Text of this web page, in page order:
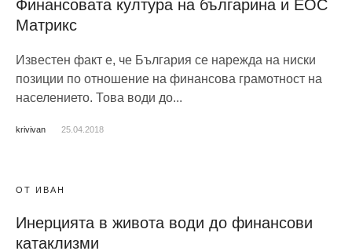
Финансовата култура на българина и ЕОС
Матрикс
Известен факт е, че България се нарежда на ниски
позиции по отношение на финансова грамотност на
населението. Това води до...
krivivan 25.04.2018
ОТ ИВАН
Инерцията в живота води до финансови
катаклизми